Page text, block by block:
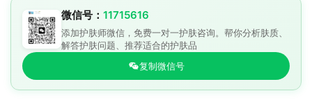
微信号： 11715616
添加护肤师微信，免费一对一护肤咨询。帮你分析肤质、
解答护肤问题、推荐适合的护肤品
复制微信号